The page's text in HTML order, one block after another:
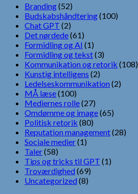
Branding(52)
Budskabshåndtering(100)
Chat GPT (2)
Det nørdede(61)
Formidling og AI (1)
Formidling og tekst(3)
Kommunikation og retorik (108)
Kunstig intelligens (2)
Ledelseskommunikation (2)
MÅ læse(100)
Mediernes rolle(27)
Omdømme og image(65)
Politisk retorik (80)
Reputation management(28)
Sociale medier(1)
Taler(58)
Tips og tricks til GPT (1)
Troværdighed (69)
Uncategorized (8)